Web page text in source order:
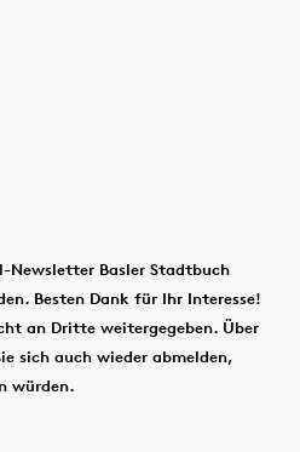
Newsletter Basler Stadtbuch
Besten Dank für Ihr Interesse!
an Dritte weitergegeben. Über
sich auch wieder abmelden,
würden.